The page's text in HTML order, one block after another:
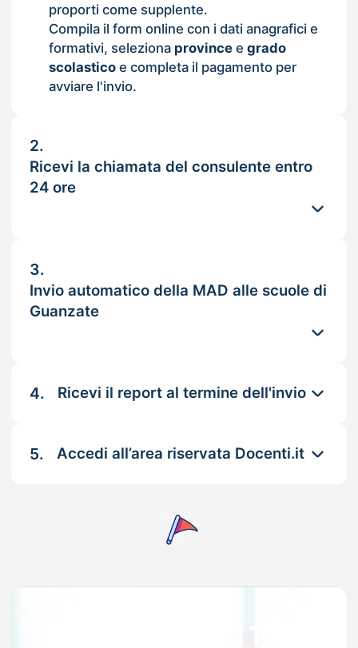
proporti come supplente.
Compila il form online con i dati anagrafici e
formativi, seleziona provincee grado
scolasticoe completa il pagamento per
avviare l'invio.
2.
Ricevi la chiamata del consulente entro
24 ore
3.
Invio automatico della MAD alle scuole di
Guanzate
4. Ricevi il report al termine dell'invio
5. Accedi all’area riservata Docenti.it